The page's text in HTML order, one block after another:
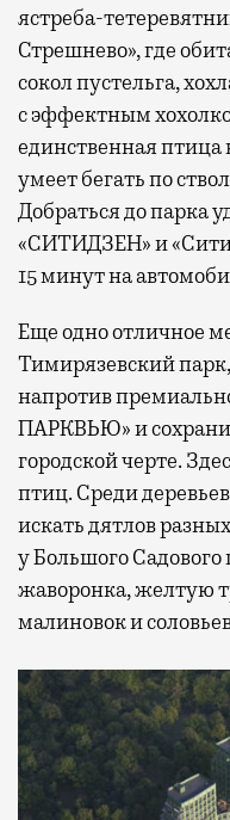
ястреба-
Стрешнево», где
сокол пустельга,
с эффектным
единственная птица
умеет бегать по
Добраться до парка
«СИТИДЗЕН» и «Сити
15 минут на
Еще одно отличное
Тимирязевский
напротив
ПАРКВЬЮ» и
городской черте.
птиц. Среди
искать дятлов
у Большого
жаворонка, желтую
малиновок и